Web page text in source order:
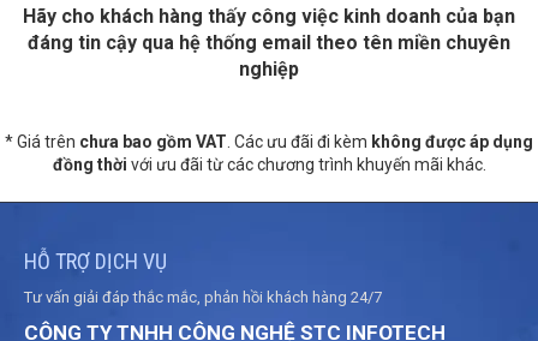
Hãy cho khách hàng thấy công việc kinh doanh của bạn
đáng tin cậy qua hệ thống email theo tên miền chuyên
nghiệp
* Giá trên chưa bao gồm VAT . Các ưu đãi đi kèm không được áp dụng
đồng thời với ưu đãi từ các chương trình khuyến mãi khác.
HỖ TRỢ DỊCH VỤ
Tư vấn giải đáp thắc mắc, phản hồi khách hàng 24/7
CÔNG TY TNHH CÔNG NGHỆ STC INFOTECH